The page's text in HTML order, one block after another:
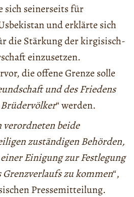
sich seinerseits für
und erklärte sich
die Stärkung der kirgisisch-
einzusetzen.
die offene Grenze solle
und des Friedens
“ werden.
beide
zuständigen Behörden,
Einigung zur Festlegung
zu kommen“,
Pressemitteilung.